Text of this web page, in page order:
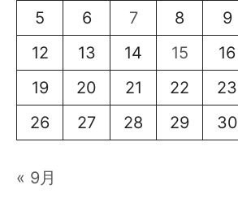
5
6 7 8 9
12
13 14 15 16
19
20 21 22 23
26
27 28 29 30
« 9月